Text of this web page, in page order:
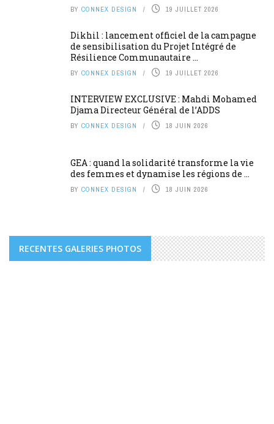
BY CONNEX DESIGN 19 JUILLET 2026
Dikhil : lancement officiel de la campagne
de sensibilisation du Projet Intégré de
Résilience Communautaire ...
BY CONNEX DESIGN 19 JUILLET 2026
INTERVIEW EXCLUSIVE : Mahdi Mohamed
Djama Directeur Général de l’ADDS
BY CONNEX DESIGN 18 JUIN 2026
GEA : quand la solidarité transforme la vie
des femmes et dynamise les régions de ...
BY CONNEX DESIGN 18 JUIN 2026
RECENTES GALERIES PHOTOS